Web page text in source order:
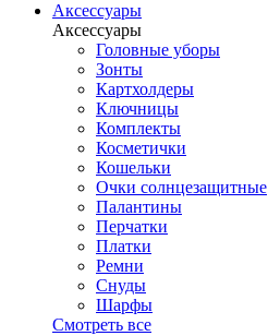
Аксессуары
Аксессуары
Головные уборы
Зонты
Картхолдеры
Ключницы
Комплекты
Косметички
Кошельки
Очки солнцезащитные
Палантины
Перчатки
Платки
Ремни
Снуды
Шарфы
Смотреть все